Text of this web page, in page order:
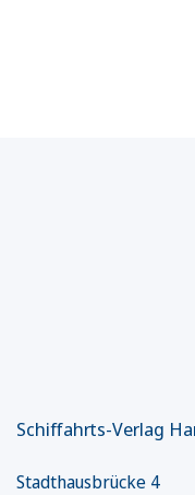
Schiffahrts-Verlag
Stadthausbrücke 4